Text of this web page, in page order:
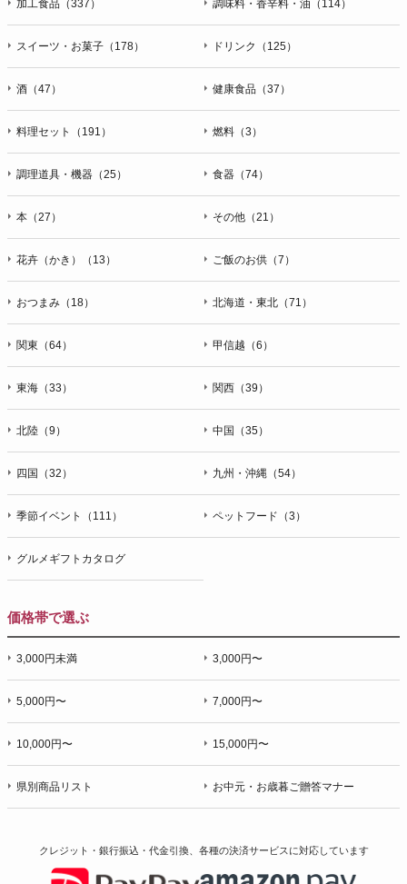
加工食品（337） 調味料・香辛料・油（114）
スイーツ・お菓子（178） ドリンク（125）
酒（47） 健康食品（37）
料理セット（191） 燃料（3）
調理道具・機器（25） 食器（74）
本（27） その他（21）
花卉（かき）（13） ご飯のお供（7）
おつまみ（18） 北海道・東北（71）
関東（64） 甲信越（6）
東海（33） 関西（39）
北陸（9） 中国（35）
四国（32） 九州・沖縄（54）
季節イベント（111） ペットフード（3）
グルメギフトカタログ
価格帯で選ぶ
3,000円未満 3,000円〜
5,000円〜 7,000円〜
10,000円〜 15,000円〜
県別商品リスト お中元・お歳暮ご贈答マナー
クレジット・銀行振込・代金引換、各種の決済サービスに対応しています